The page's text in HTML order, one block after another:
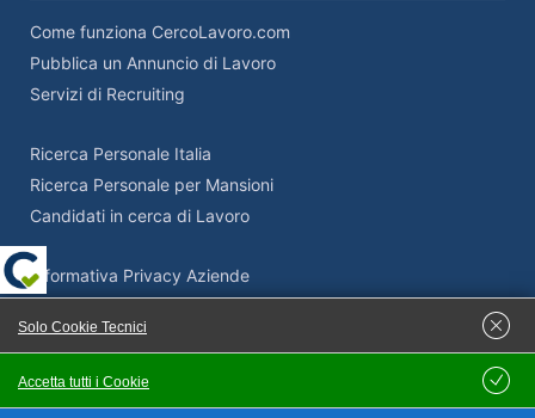
Come funziona CercoLavoro.com
Pubblica un Annuncio di Lavoro
Servizi di Recruiting
Ricerca Personale Italia
Ricerca Personale per Mansioni
Candidati in cerca di Lavoro
Informativa Privacy Aziende
Adempimenti Privacy Aziende
Accetta tutti i Cookie
Solo Cookie Tecnici
Salva